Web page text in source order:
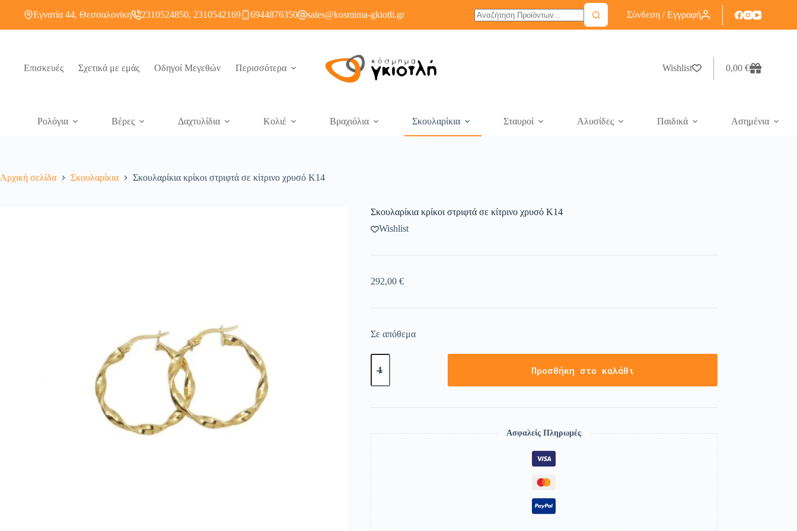
Εγνατία 44, Θεσσαλονίκη 2310524850, 2310542169 6944876350 sales@kosmima-gkiotli.gr Σύνδεση / Εγγραφή
Επισκευές Σχετικά με εμάς Οδηγοί Μεγεθών Περισσότερα Wishlist 0,00 €
Ρολόγια Βέρες Δαχτυλίδια Κολιέ Βραχιόλια Σκουλαρίκια Σταυροί Αλυσίδες Παιδικά Ασημένια
Αρχική σελίδα Σκουλαρίκια Σκουλαρίκια κρίκοι στριφτά σε κίτρινο χρυσό Κ14
Σκουλαρίκια κρίκοι στριφτά σε κίτρινο χρυσό Κ14
Wishlist
292,00 €
Σε απόθεμα
Προσθήκη στο καλάθι
Ασφαλείς Πληρωμές